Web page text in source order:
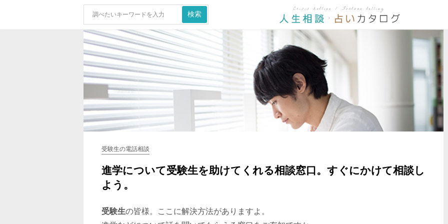
受験生の電話相談
進学について受験生を助けてくれる相談窓口。すぐにかけて相談し
よう。
受験生の皆様。ここに解決方法がありますよ。